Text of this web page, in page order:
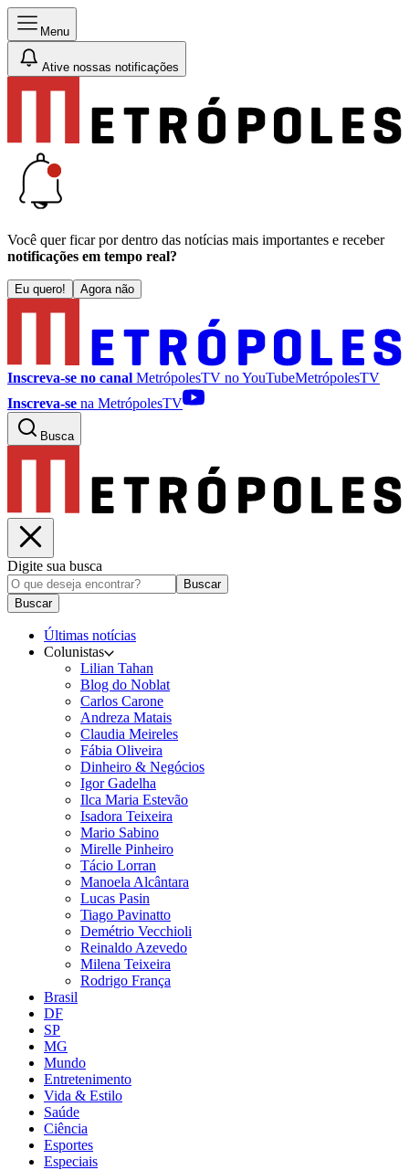
Menu
Ative nossas notificações
Você quer ficar por dentro das notícias mais importantes e receber
notificações em tempo real?
Eu quero! Agora não
Inscreva-se no canal MetrópolesTV noYouTubeMetrópolesTV
Inscreva-se na MetrópolesTV
Busca
Digite sua busca
Buscar
Buscar
Últimas notícias
Colunistas
Lilian Tahan
Blog do Noblat
Carlos Carone
Andreza Matais
Claudia Meireles
Fábia Oliveira
Dinheiro & Negócios
Igor Gadelha
Ilca Maria Estevão
Isadora Teixeira
Mario Sabino
Mirelle Pinheiro
Tácio Lorran
Manoela Alcântara
Lucas Pasin
Tiago Pavinatto
Demétrio Vecchioli
Reinaldo Azevedo
Milena Teixeira
Rodrigo França
Brasil
DF
SP
MG
Mundo
Entretenimento
Vida & Estilo
Saúde
Ciência
Esportes
Especiais